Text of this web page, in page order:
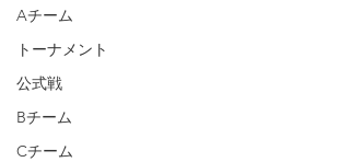
Aチーム
トーナメント
公式戦
Bチーム
Cチーム